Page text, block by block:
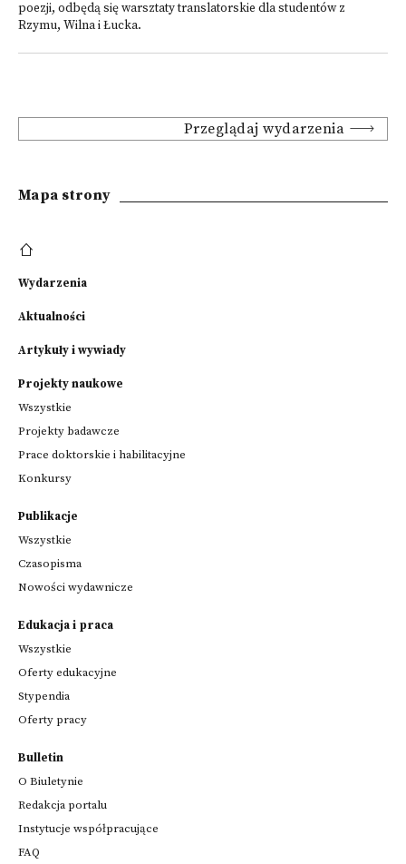
poezji, odbędą się warsztaty translatorskie dla studentów z
Rzymu, Wilna i Łucka.
Przeglądaj wydarzenia
Mapa strony
Wydarzenia
Aktualności
Artykuły i wywiady
Projekty naukowe
Wszystkie
Projekty badawcze
Prace doktorskie i habilitacyjne
Konkursy
Publikacje
Wszystkie
Czasopisma
Nowości wydawnicze
Edukacja i praca
Wszystkie
Oferty edukacyjne
Stypendia
Oferty pracy
Bulletin
O Biuletynie
Redakcja portalu
Instytucje współpracujące
FAQ